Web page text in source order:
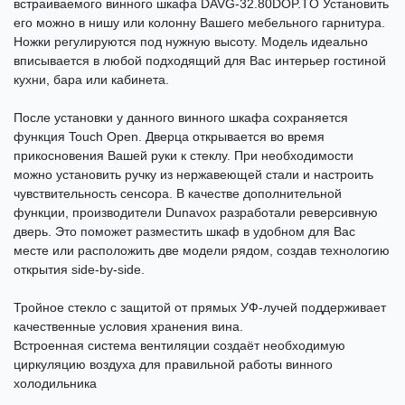
встраиваемого винного шкафа DAVG-32.80DOP.TO Установить
его можно в нишу или колонну Вашего мебельного гарнитура.
Ножки регулируются под нужную высоту. Модель идеально
вписывается в любой подходящий для Вас интерьер гостиной
кухни, бара или кабинета.
После установки у данного винного шкафа сохраняется
функция Touch Open. Дверца открывается во время
прикосновения Вашей руки к стеклу. При необходимости
можно установить ручку из нержавеющей стали и настроить
чувствительность сенсора. В качестве дополнительной
функции, производители Dunavox разработали реверсивную
дверь. Это поможет разместить шкаф в удобном для Вас
месте или расположить две модели рядом, создав технологию
открытия side-by-side.
Тройное стекло с защитой от прямых УФ-лучей поддерживает
качественные условия хранения вина.
Встроенная система вентиляции создаёт необходимую
циркуляцию воздуха для правильной работы винного
холодильника